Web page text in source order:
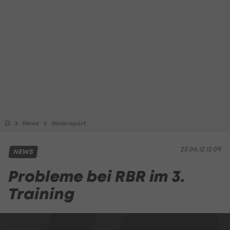
News Motorsport
23.06.12 12:09
NEWS
Probleme bei RBR im 3.
Training